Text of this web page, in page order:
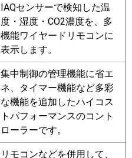
IAQセンサーで検知した温
度・湿度・CO2濃度を、多
機能ワイヤードリモコンに
表示します。
集中制御の管理機能に省エ
ネ、タイマー機能など多彩
な機能を追加したハイコス
トパフォーマンスのコント
ローラーです。
リモコンなどを併用して、